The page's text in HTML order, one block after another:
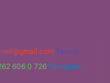
Teams:
606 0 726 Telegram: